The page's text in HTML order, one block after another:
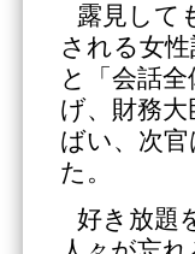
露見して
される女
と「会話
げ、財務
ばい、次
た。
好き放題